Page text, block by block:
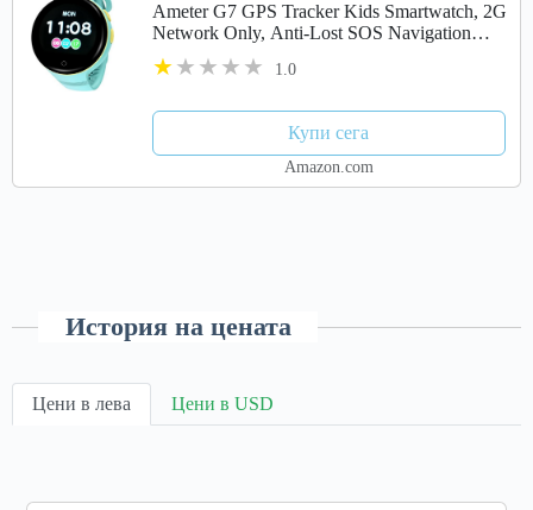
Ameter G7 GPS Tracker Kids Smartwatch, 2G
Network Only, Anti-Lost SOS Navigation
Social Children Watch Phone with WiFi Blue
1.0
Купи сега
Amazon.com
История на цената
Цени в лева Цени в USD